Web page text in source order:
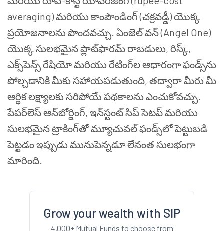
averaging) మరియు కాంపౌండింగ్ (చక్రవడ్డీ) యొక్క
ప్రయోజనాలను పొందవచ్చు. ఏంజెల్ వన్ (Angel One)
యొక్క సులభమైన ప్లాట్‌ఫారమ్ రాబడులు, రిస్క్,
ఎక్స్‌పెన్స్ రేషియో మరియు రేటింగ్‌ల ఆధారంగా ఫండ్స్‌ను
పోల్చడానికి మీకు సహాయపడుతుంది, తద్వారా మీరు మీ
ఆర్థిక లక్ష్యాలకు సరిపోయే పథకాలను ఎంచుకోవచ్చు.
పేపర్‌లెస్ ఆన్‌బోర్డింగ్, ఇన్‌స్టంట్ సిప్ సెటప్ మరియు
సులభమైన ట్రాకింగ్‌తో మ్యూచువల్ ఫండ్స్‌లో పెట్టుబడి
పెట్టడం ఇప్పుడు మునుపెన్నడూ లేనంత సులభంగా
మారింది.
Grow your wealth with SIP
4,000+ Mutual Funds to choose from